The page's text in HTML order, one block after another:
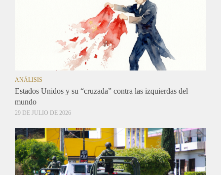
ANÁLISIS
Estados Unidos y su “cruzada” contra las izquierdas del
mundo
29 DE JULIO DE 2026